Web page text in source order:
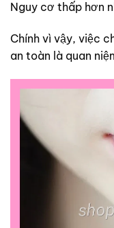
Nguy cơ thấp hơn
Chính vì vậy, việc
an toàn là quan